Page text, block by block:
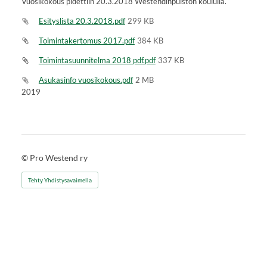
2019
Esityslista 20.3.2018.pdf 299 KB
Toimintakertomus 2017.pdf 384 KB
Toimintasuunnitelma 2018 pdf.pdf 337 KB
Asukasinfo vuosikokous.pdf 2 MB
© Pro Westend ry
Tehty Yhdistysavaimella